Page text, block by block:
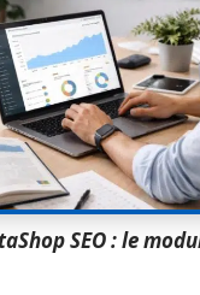
SEO : le